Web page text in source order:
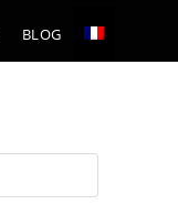
BLOG
Escape